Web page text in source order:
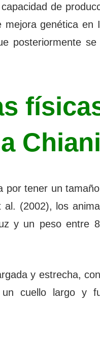
de
genética en
posteriormente
por tener un
(2002), los
y un peso entre
y estrecha,
cuello largo y